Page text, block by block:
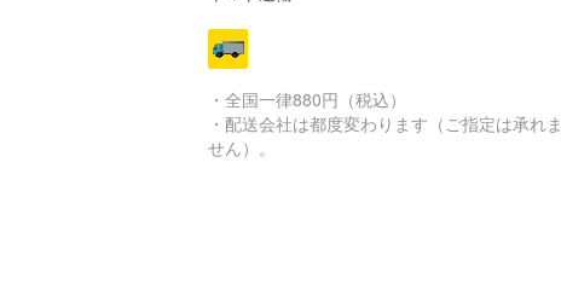
・全国一律880円（税込）
・配送会社は都度変わります（ご指定は承れま
せん）。